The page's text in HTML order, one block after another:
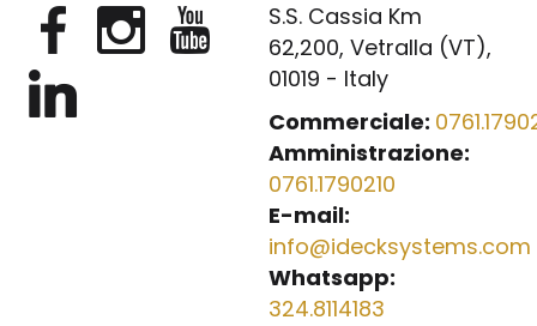
S.S. Cassia Km
62,200, Vetralla (VT),
01019 - Italy
Commerciale:
Amministrazione:
0761.1790210
E-mail:
info@idecksystems.com
Whatsapp:
324.8114183